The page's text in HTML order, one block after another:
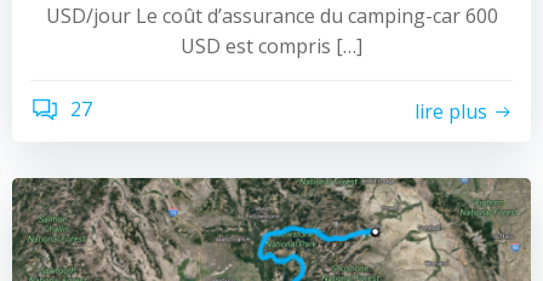
USD/jour Le coût d’assurance du camping-car 600
USD est compris […]
27 lire plus